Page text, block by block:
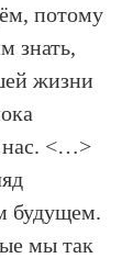
потому
знать,
жизни
нас. <…>
будущем.
мы так